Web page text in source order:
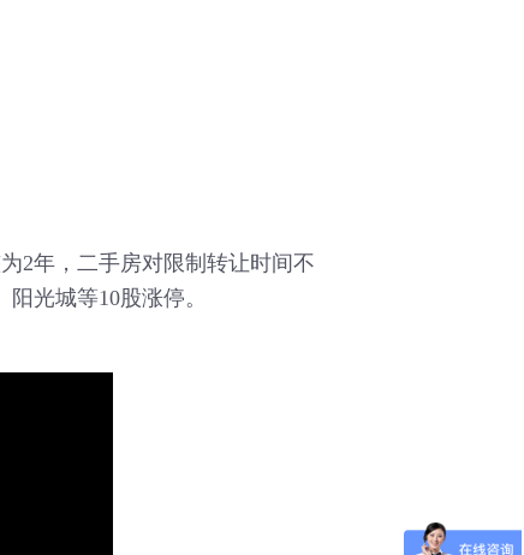
2年，二手房对限制转让时间不
光城等10股涨停。